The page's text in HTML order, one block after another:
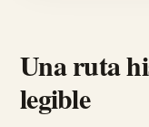
Una ruta
legible